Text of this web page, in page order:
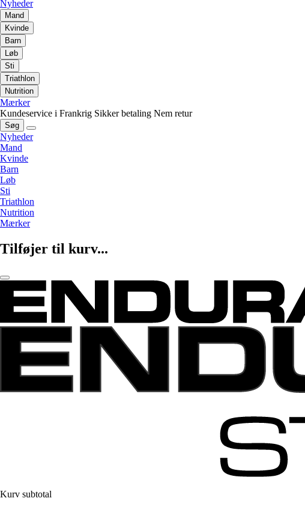
Nyheder
Mand
Kvinde
Barn
Løb
Sti
Triathlon
Nutrition
Mærker
Kundeservice i Frankrig Sikker betaling Nem retur
Søg
Nyheder
Mand
Kvinde
Barn
Løb
Sti
Triathlon
Nutrition
Mærker
Tilføjer til kurv...
Kurv subtotal